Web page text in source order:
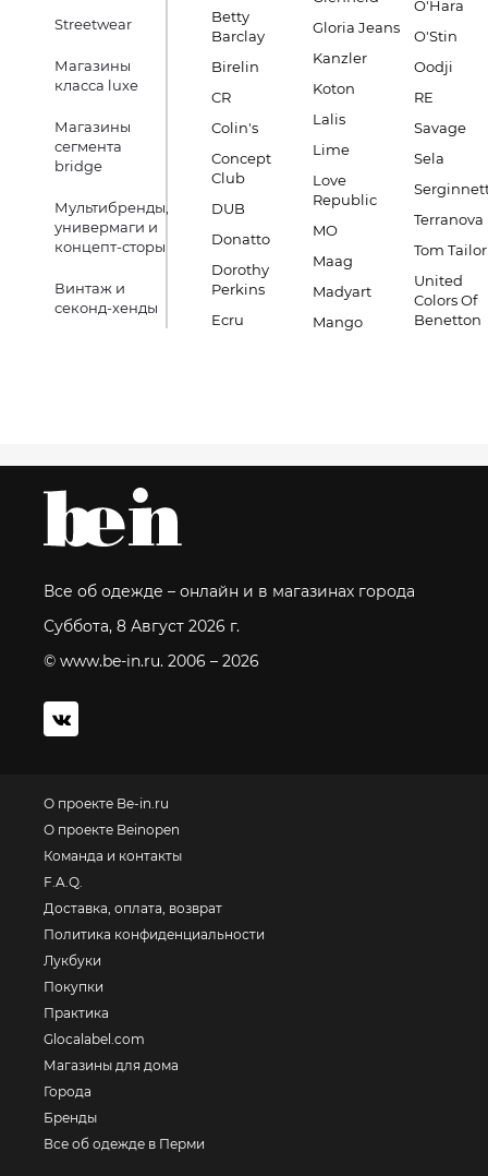
Streetwear
Магазины
класса luxe
Магазины
сегмента
bridge
Мультибренды,
универмаги и
концепт-сторы
Винтаж и
секонд-хенды
Betty
Barclay
Birelin
CR
Colin's
Concept
Club
DUB
Donatto
Dorothy
Perkins
Ecru
Gloria Jeans
Kanzler
Koton
Lalis
Lime
Love
Republic
MO
Maag
Madyart
Mango
O'Hara
O'Stin
Oodji
RE
Savage
Sela
Terranova
Tom Tailor
United
Colors Of
Benetton
Все об одежде – онлайн и в магазинах города
Суббота, 8 Август 2026 г.
© www.be-in.ru. 2006 – 2026
О проекте Be-in.ru
О проекте Beinopen
Команда и контакты
F.A.Q.
Доставка, оплата, возврат
Политика конфиденциальности
Лукбуки
Покупки
Практика
Glocalabel.com
Магазины для дома
Города
Бренды
Все об одежде в Перми